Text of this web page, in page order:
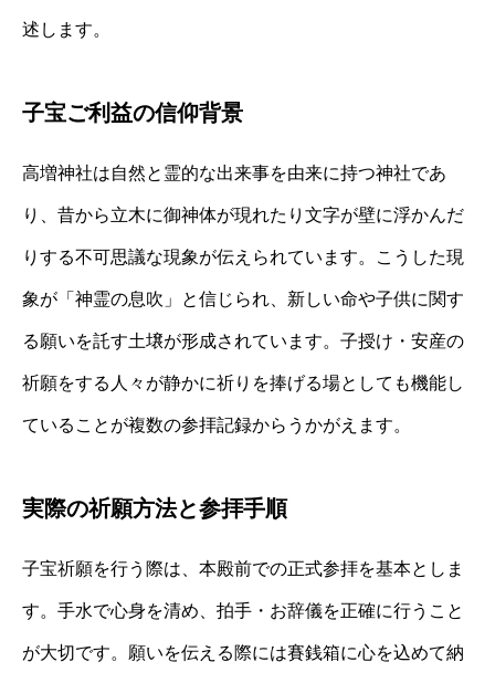
述します。
子宝ご利益の信仰背景
高増神社は自然と霊的な出来事を由来に持つ神社であ
り、昔から立木に御神体が現れたり文字が壁に浮かんだ
りする不可思議な現象が伝えられています。こうした現
象が「神霊の息吹」と信じられ、新しい命や子供に関す
る願いを託す土壌が形成されています。子授け・安産の
祈願をする人々が静かに祈りを捧げる場としても機能し
ていることが複数の参拝記録からうかがえます。
実際の祈願方法と参拝手順
子宝祈願を行う際は、本殿前での正式参拝を基本としま
す。手水で心身を清め、拍手・お辞儀を正確に行うこと
が大切です。願いを伝える際には賽銭箱に心を込めて納